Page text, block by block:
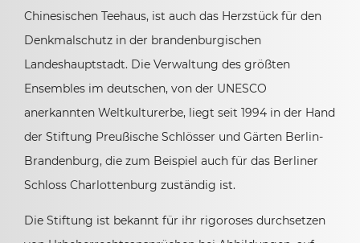
Chinesischen Teehaus, ist auch das Herzstück für den
Denkmalschutz in der brandenburgischen
Landeshauptstadt. Die Verwaltung des größten
Ensembles im deutschen, von der UNESCO
anerkannten Weltkulturerbe, liegt seit 1994 in der Hand
der Stiftung Preußische Schlösser und Gärten Berlin-
Brandenburg, die zum Beispiel auch für das Berliner
Schloss Charlottenburg zuständig ist.
Die Stiftung ist bekannt für ihr rigoroses durchsetzen